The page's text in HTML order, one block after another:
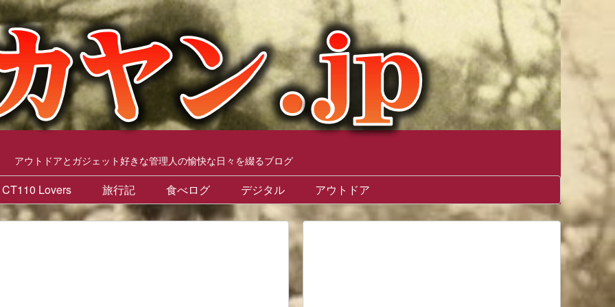
アウトドアとガジェット好きな管理人の愉快な日々を綴るブログ
CT110 Lovers 旅行記 食べログ デジタル アウトドア